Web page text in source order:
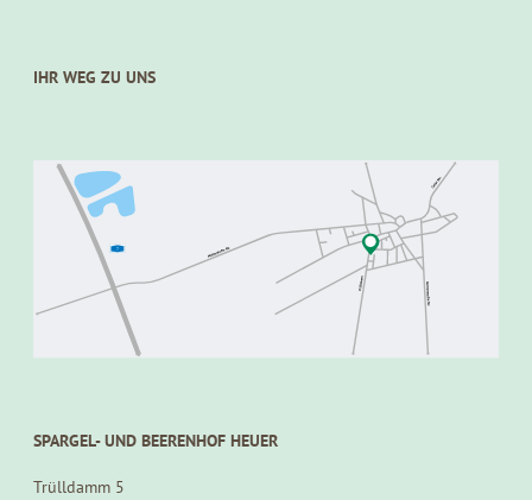
IHR WEG ZU UNS
SPARGEL- UND BEERENHOF HEUER
Trülldamm 5